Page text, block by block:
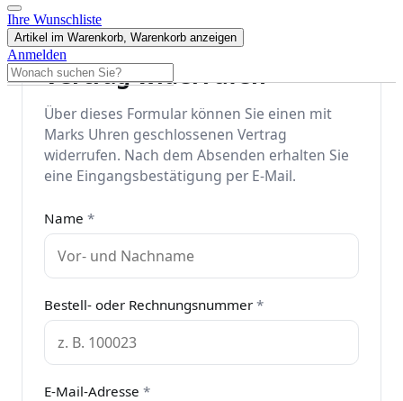
Ihre Wunschliste
Artikel im Warenkorb, Warenkorb anzeigen
Anmelden
Vertrag widerrufen
Über dieses Formular können Sie einen mit
Marks Uhren geschlossenen Vertrag
widerrufen. Nach dem Absenden erhalten Sie
eine Eingangsbestätigung per E-Mail.
Name *
Bestell- oder Rechnungsnummer *
E-Mail-Adresse *